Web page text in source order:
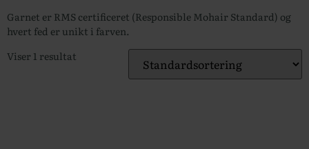
Garnet er RMS certificeret (Responsible Mohair Standard) og
hvert fed er unikt i farven.
Viser 1 resultat